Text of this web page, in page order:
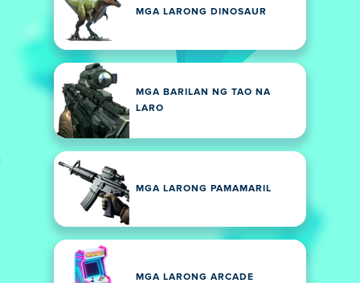
MGA LARONG DINOSAUR
MGA BARILAN NG TAO NA
LARO
MGA LARONG PAMAMARIL
MGA LARONG ARCADE